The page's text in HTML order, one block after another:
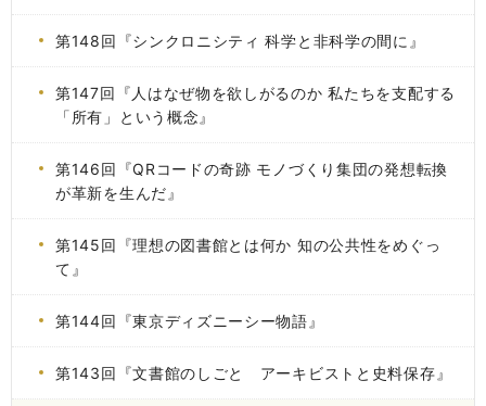
第148回『シンクロニシティ 科学と非科学の間に』
第147回『人はなぜ物を欲しがるのか 私たちを支配する
「所有」という概念』
第146回『QRコードの奇跡 モノづくり集団の発想転換
が革新を生んだ』
第145回『理想の図書館とは何か 知の公共性をめぐっ
て』
第144回『東京ディズニーシー物語』
第143回『文書館のしごと アーキビストと史料保存』